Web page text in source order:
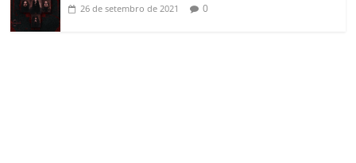
26 de setembro de 2021 0